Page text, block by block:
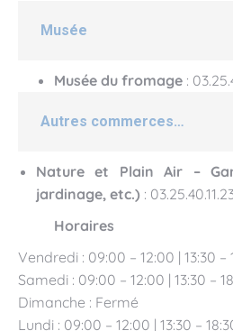
Musée
Musée du fromage :
Autres commerces…
Nature et Plain Air –
jardinage, etc.) :
Horaires
Vendredi : 09:00 – 12:00 | 13:30 –
Samedi : 09:00 – 12:00 | 13:30 –
Dimanche : Fermé
Lundi : 09:00 – 12:00 | 13:30 –